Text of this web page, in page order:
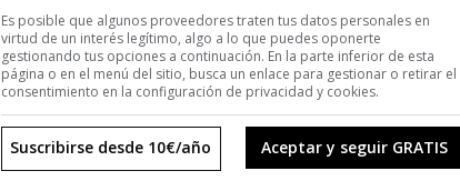
Es posible que algunos proveedores traten tus datos personales en
virtud de un interés legítimo, algo a lo que puedes oponerte
gestionando tus opciones a continuación. En la parte inferior de esta
página o en el menú del sitio, busca un enlace para gestionar o retirar el
consentimiento en la configuración de privacidad y cookies.
Aceptar y seguir GRATIS
Suscribirse desde 10€/año